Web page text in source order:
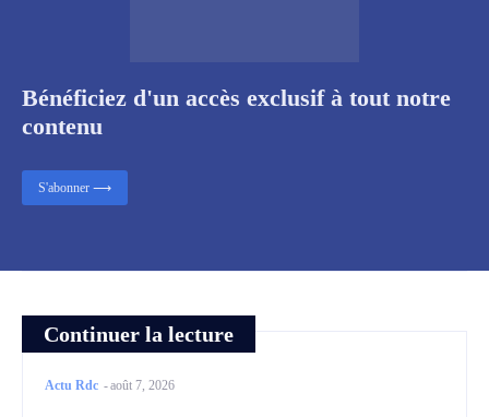
Continuer la lecture
Actu Rdc -août 7, 2026
Bénéficiez d'un accès exclusif à tout notre
contenu
S'abonner ⟶